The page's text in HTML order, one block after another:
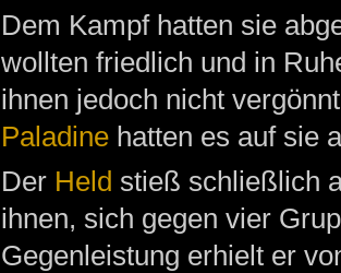
Dem Kampf hatten sie
wollten friedlich und in
ihnen jedoch nicht
Paladinehatten es auf sie
Der Held stieß schließlich
ihnen, sich gegen vier
Gegenleistung erhielt er